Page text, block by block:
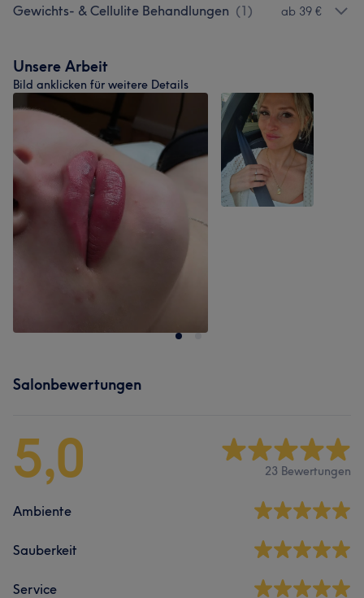
Gewichts- & Cellulite Behandlungen (1) ab 39 €
Unsere Arbeit
Bild anklicken für weitere Details
Salonbewertungen
5,0 23 Bewertungen
Ambiente
Sauberkeit
Service